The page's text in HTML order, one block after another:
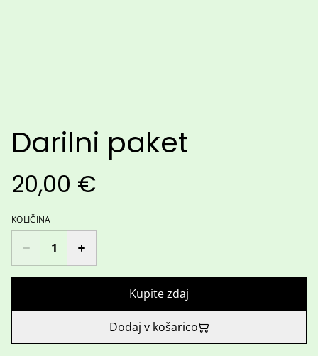
Darilni paket
20,00 €
KOLIČINA
Kupite zdaj
Dodaj v košarico